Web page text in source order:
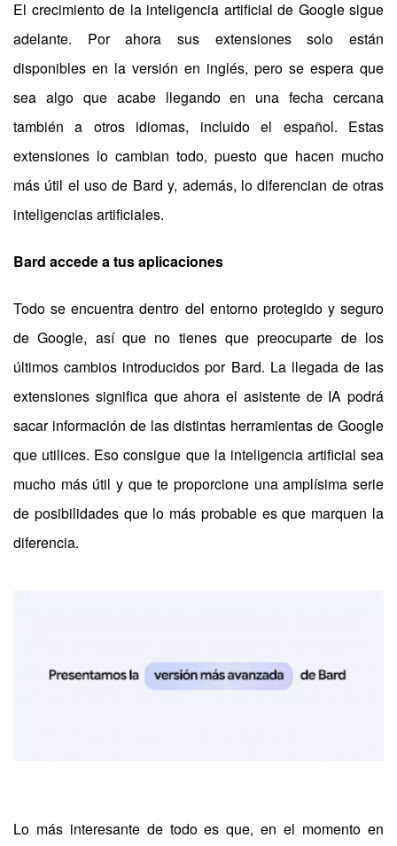
El crecimiento de la inteligencia artificial de Google sigue
adelante. Por ahora sus extensiones solo están
disponibles en la versión en inglés, pero se espera que
sea algo que acabe llegando en una fecha cercana
también a otros idiomas, incluido el español. Estas
extensiones lo cambian todo, puesto que hacen mucho
más útil el uso de Bard y, además, lo diferencian de otras
inteligencias artificiales.
Bard accede a tus aplicaciones
Todo se encuentra dentro del entorno protegido y seguro
de Google, así que no tienes que preocuparte de los
últimos cambios introducidos por Bard. La llegada de las
extensiones significa que ahora el asistente de IA podrá
sacar información de las distintas herramientas de Google
que utilices. Eso consigue que la inteligencia artificial sea
mucho más útil y que te proporcione una amplísima serie
de posibilidades que lo más probable es que marquen la
diferencia.
Lo más interesante de todo es que, en el momento en